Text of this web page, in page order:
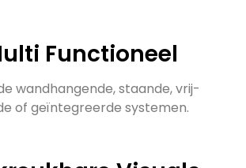
Functioneel
wandhangende, staande, vrij-
of geïntegreerde systemen.